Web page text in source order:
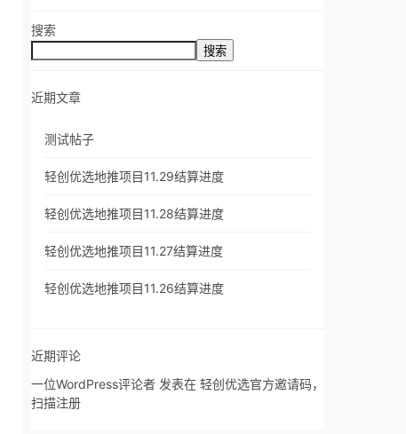
搜索
搜索
近期文章
测试帖子
轻创优选地推项目11.29结算进度
轻创优选地推项目11.28结算进度
轻创优选地推项目11.27结算进度
轻创优选地推项目11.26结算进度
近期评论
一位WordPress评论者 发表在 轻创优选官方邀请码，
扫描注册